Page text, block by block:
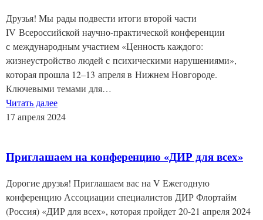
Друзья! Мы рады подвести итоги второй части
IV Всероссийской научно-практической конференции
с международным участием «Ценность каждого:
жизнеустройство людей с психическими нарушениями»,
которая прошла 12–13 апреля в Нижнем Новгороде.
Ключевыми темами для…
Читать далее
17 апреля 2024
Приглашаем на конференцию «ДИР для всех»
Дорогие друзья! Приглашаем вас на V Ежегодную
конференцию Ассоциации специалистов ДИР Флортайм
(Россия) «ДИР для всех», которая пройдет 20-21 апреля 2024